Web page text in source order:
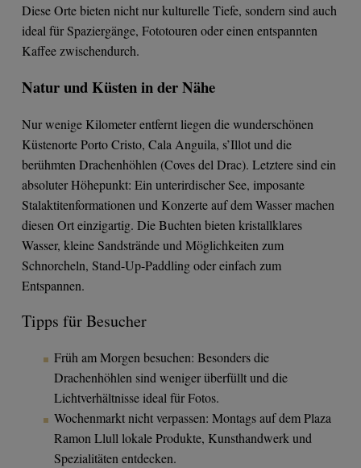
Diese Orte bieten nicht nur kulturelle Tiefe, sondern sind auch
ideal für Spaziergänge, Fototouren oder einen entspannten
Kaffee zwischendurch.
Natur und Küsten in der Nähe
Nur wenige Kilometer entfernt liegen die wunderschönen
Küstenorte Porto Cristo, Cala Anguila, s’Illot und die
berühmten Drachenhöhlen (Coves del Drac). Letztere sind ein
absoluter Höhepunkt: Ein unterirdischer See, imposante
Stalaktitenformationen und Konzerte auf dem Wasser machen
diesen Ort einzigartig. Die Buchten bieten kristallklares
Wasser, kleine Sandstrände und Möglichkeiten zum
Schnorcheln, Stand-Up-Paddling oder einfach zum
Entspannen.
Tipps für Besucher
Früh am Morgen besuchen: Besonders die
Drachenhöhlen sind weniger überfüllt und die
Lichtverhältnisse ideal für Fotos.
Wochenmarkt nicht verpassen: Montags auf dem Plaza
Ramon Llull lokale Produkte, Kunsthandwerk und
Spezialitäten entdecken.